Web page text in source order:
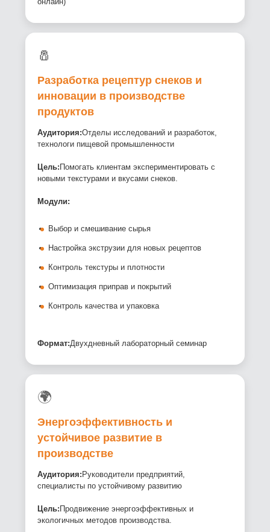
🧂
Разработка рецептур снеков и
инновации в производстве
продуктов
Аудитория:Отделы исследований и разработок,
технологи пищевой промышленности
Цель: Помогать клиентам экспериментировать с
новыми текстурами и вкусами снеков.
Модули:
Выбор и смешивание сырья
Настройка экструзии для новых рецептов
Контроль текстуры и плотности
Оптимизация приправ и покрытий
Контроль качества и упаковка
Формат:Двухдневный лабораторный семинар
🌍
Энергоэффективность и
устойчивое развитие в
производстве
Аудитория: Руководители предприятий,
специалисты по устойчивому развитию
Цель: Продвижение энергоэффективных и
экологичных методов производства.